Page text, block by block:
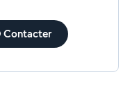
Contacter